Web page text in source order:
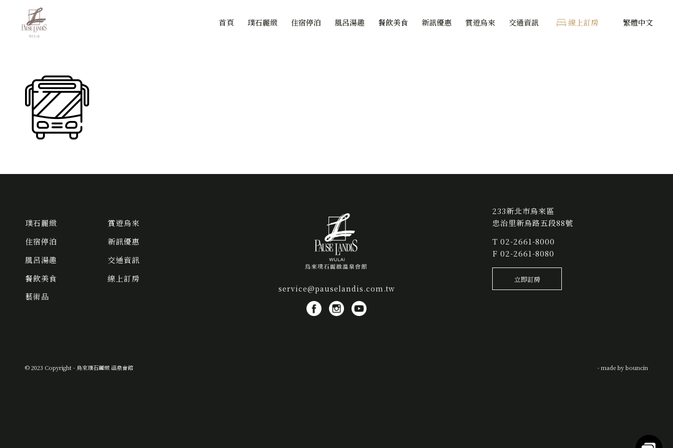
首頁 璞石麗緻 住宿停泊 風呂湯趣 餐飲美食 新訊優惠 賞遊烏來 交通資訊 線上訂房 繁體中文
璞石麗緻
住宿停泊
風呂湯趣
餐飲美食
藝術品
賞遊烏來
新訊優惠
交通資訊
線上訂房
service@pauselandis.com.tw
233新北市烏來區
忠治里新烏路五段88號
T 02-2661-8000
F 02-2661-8080
立即訂房
© 2023 Copyright - 烏來璞石麗緻 溫泉會館 - made bybouncin